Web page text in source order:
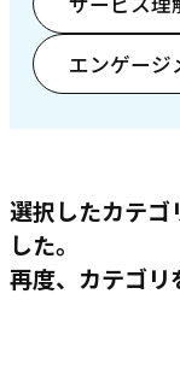
エンゲージ
選択したカテゴ
した。
再度、カテゴリ